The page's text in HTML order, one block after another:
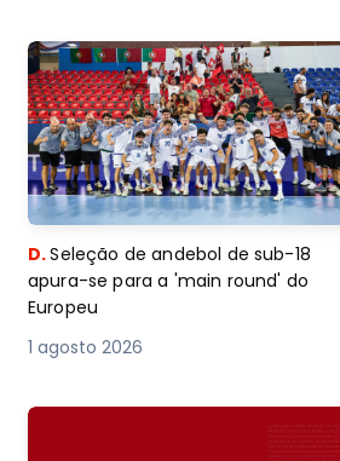
D.Seleção de andebol de sub-18
apura-se para a 'main round' do
Europeu
1 agosto 2026